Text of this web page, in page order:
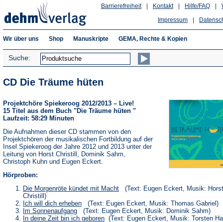
Hilfe/FAQ
Kontakt
Barrierefreiheit
Impressum
Wir über uns Shop Manuskripte GEMA, Rechte & Kopien
Suche:
CD Die Träume hüten
Projektchöre Spiekeroog 2012/2013 – Live!
15 Titel aus dem Buch "Die Träume hüten "
Laufzeit: 58:29 Minuten
Die Aufnahmen dieser CD stammen von den
Projektchören der musikalischen Fortbildung auf der
Insel Spiekeroog der Jahre 2012 und 2013 unter der
Leitung von Horst Christill, Dominik Sahm,
Christoph Kuhn und Eugen Eckert.
Hörproben:
Die Morgenröte kündet mit Macht(Öffnet
einem
neuen
Tab)
(Text: Eugen Eckert, Musik: Horst
Christill)
Ich will dich erheben(Öffnet
in
einem
(Text: Eugen Eckert, Musik: Thomas Gabriel)
Im Sonnenaufgang(Öffnet
in
(Text: Eugen Eckert, Musik: Dominik Sahm)
In deine Zeit bin ich geboren(Öffnet
(Text: Eugen Eckert, Musik: Torsten